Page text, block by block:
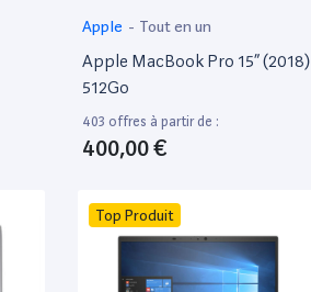
Apple - Tout en un
Apple MacBook Pro 15” (2018)
512Go
403 offres à partir de :
400,00 €
Top Produit